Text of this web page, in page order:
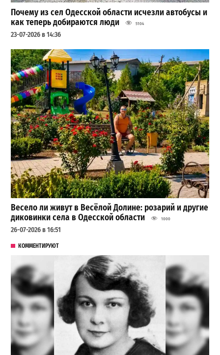
Почему из сел Одесской области исчезли автобусы и
как теперь добираются люди
5104
23-07-2026 в 14:36
Весело ли живут в Весёлой Долине: розарий и другие
диковинки села в Одесской области
1000
26-07-2026 в 16:51
КОММЕНТИРУЮТ